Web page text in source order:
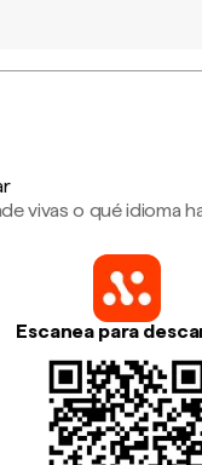
vivas o qué idioma
Escanea para